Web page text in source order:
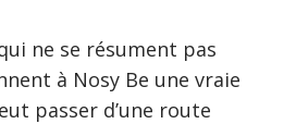
ne se résument pas
à Nosy Be une vraie
passer d’une route